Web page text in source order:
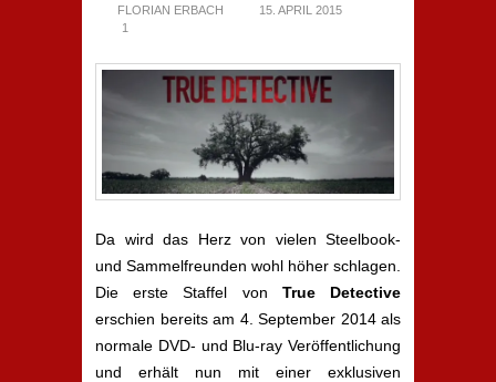
FLORIAN ERBACH
15. APRIL 2015
1
Da wird das Herz von vielen Steelbook-
und Sammelfreunden wohl höher schlagen.
Die erste Staffel von True Detective
erschien bereits am 4. September 2014 als
normale DVD- und Blu-ray Veröffentlichung
und erhält nun mit einer exklusiven